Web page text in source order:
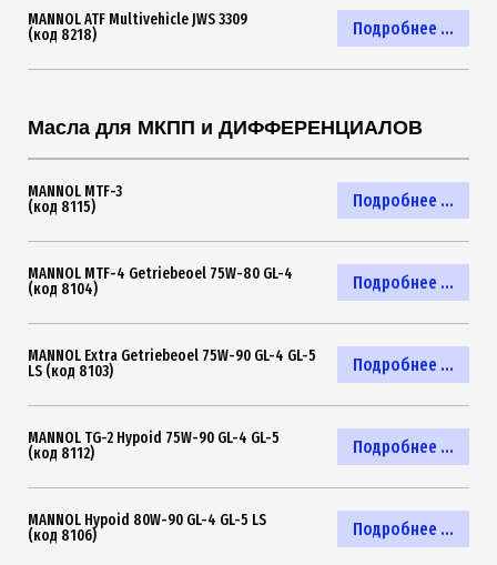
Подробнее ...
MANNOL ATF Multivehicle JWS 3309
(код 8218)
Масла для МКПП и ДИФФЕРЕНЦИАЛОВ
Подробнее ...
MANNOL MTF-3
(код 8115)
Подробнее ...
MANNOL MTF-4 Getriebeoel 75W-80 GL-4
(код 8104)
Подробнее ...
MANNOL Extra Getriebeoel 75W-90 GL-4 GL-5
LS (код 8103)
Подробнее ...
MANNOL TG-2 Hypoid 75W-90 GL-4 GL-5
(код 8112)
Подробнее ...
MANNOL Hypoid 80W-90 GL-4 GL-5 LS
(код 8106)